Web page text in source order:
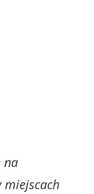
na
miejscach